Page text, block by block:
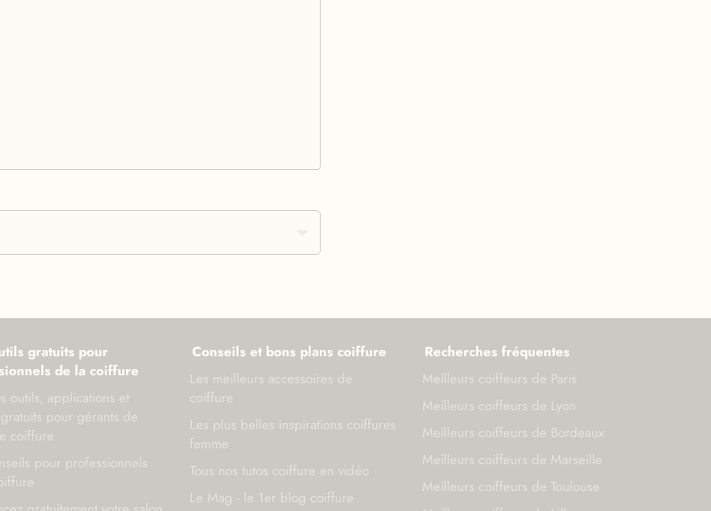
gratuits pour
de la coiffure
outils, applications et
pour gérants de
coiffure
pour professionnels
Conseils et bons plans coiffure
Les meilleurs accessoires de
coiffure
Les plus belles inspirations coiffures
femme
Tous nos tutos coiffure en vidéo
Le Mag - le 1er blog coiffure
Recherches fréquentes
Meilleurs coiffeurs de Paris
Meilleurs coiffeurs de Lyon
Meilleurs coiffeurs de Bordeaux
Meilleurs coiffeurs de Marseille
Meilleurs coiffeurs de Toulouse